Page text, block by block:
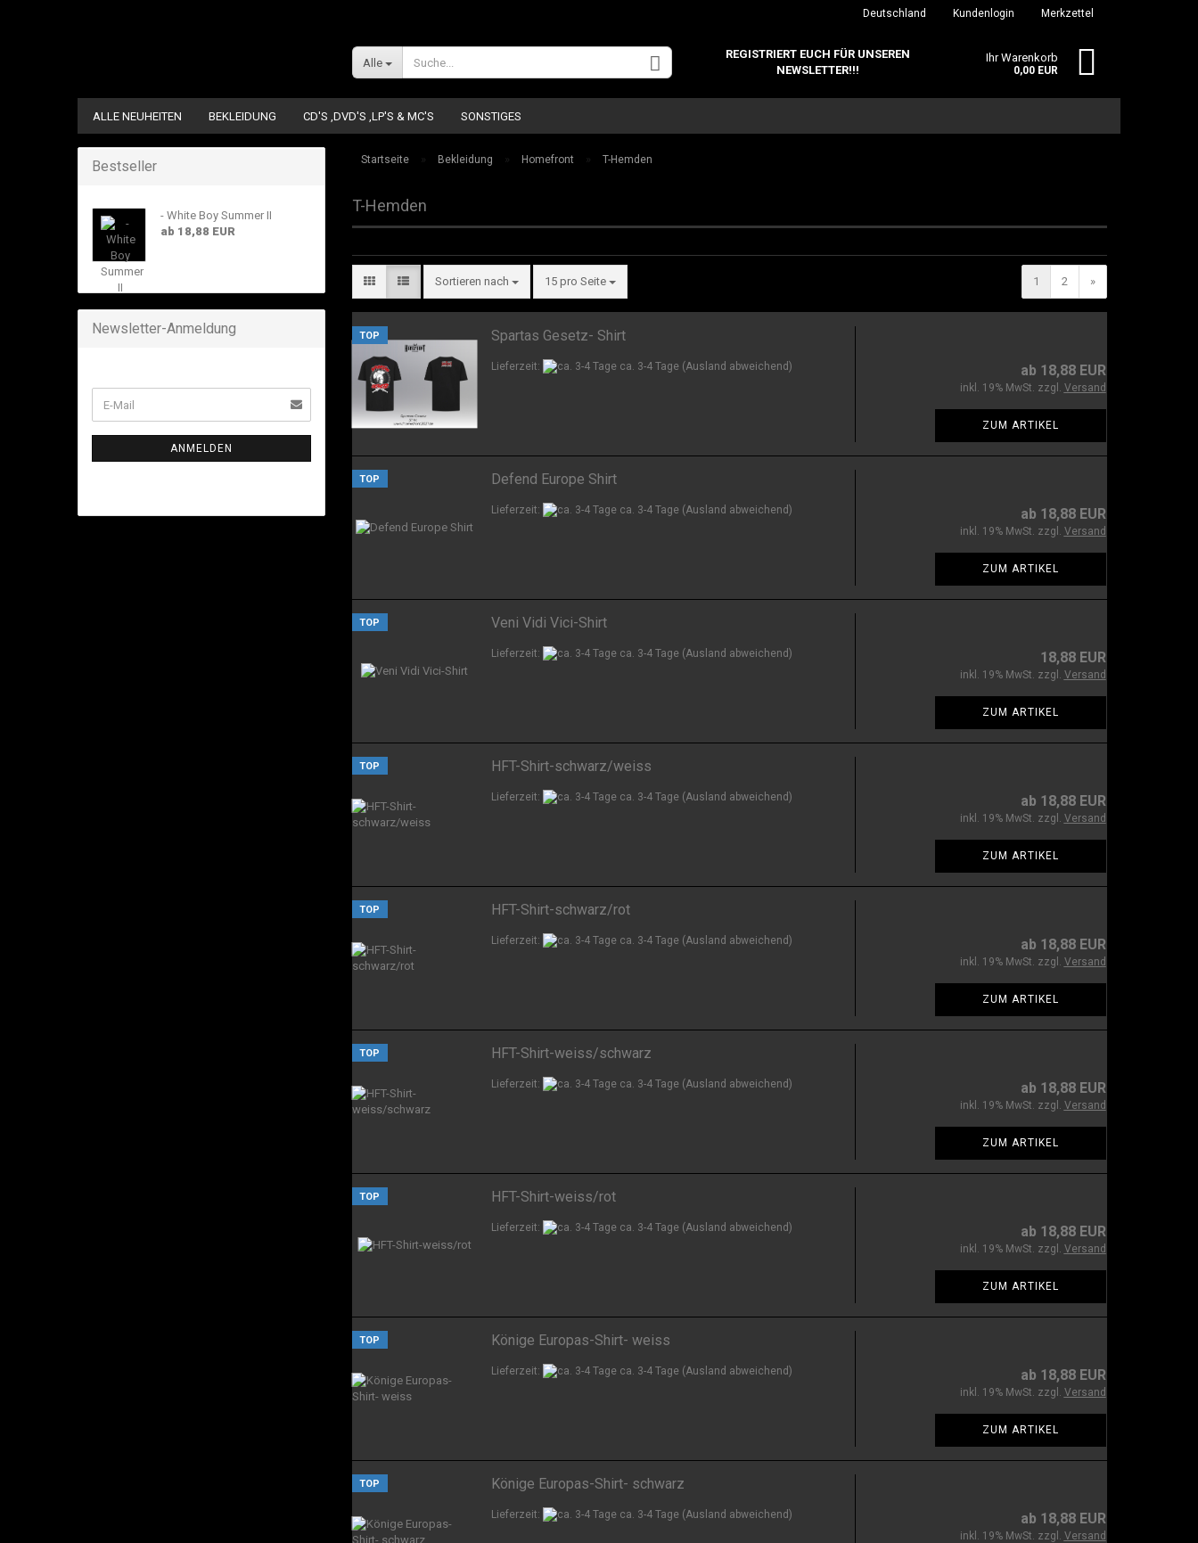
Deutschland Kundenlogin
Konto erstellen
Merkzettel
Alle
REGISTRIERT EUCH FÜR UNSEREN
NEWSLETTER!!!
Ihr Warenkorb
0,00 EUR
ALLE NEUHEITEN BEKLEIDUNG CD'S ,DVD'S ,LP'S & MC'S SONSTIGES
Startseite » Bekleidung » Homefront » T-Hemden
T-Hemden
Sortieren nach 15 pro Seite 1 2 »
TOP Spartas Gesetz- Shirt
Lieferzeit: ca. 3-4 Tage (Ausland abweichend) ab 18,88 EUR
inkl. 19% MwSt. zzgl. Versand
ZUM ARTIKEL
TOP Defend Europe Shirt
Lieferzeit: ca. 3-4 Tage (Ausland abweichend) ab 18,88 EUR
inkl. 19% MwSt. zzgl. Versand
ZUM ARTIKEL
TOP Veni Vidi Vici-Shirt
Lieferzeit: ca. 3-4 Tage (Ausland abweichend) 18,88 EUR
inkl. 19% MwSt. zzgl. Versand
ZUM ARTIKEL
TOP HFT-Shirt-schwarz/weiss
Lieferzeit: ca. 3-4 Tage (Ausland abweichend) ab 18,88 EUR
inkl. 19% MwSt. zzgl. Versand
ZUM ARTIKEL
TOP HFT-Shirt-schwarz/rot
Lieferzeit: ca. 3-4 Tage (Ausland abweichend) ab 18,88 EUR
inkl. 19% MwSt. zzgl. Versand
ZUM ARTIKEL
TOP HFT-Shirt-weiss/schwarz
Lieferzeit: ca. 3-4 Tage (Ausland abweichend) ab 18,88 EUR
inkl. 19% MwSt. zzgl. Versand
ZUM ARTIKEL
TOP HFT-Shirt-weiss/rot
Lieferzeit: ca. 3-4 Tage (Ausland abweichend) ab 18,88 EUR
inkl. 19% MwSt. zzgl. Versand
ZUM ARTIKEL
TOP Könige Europas-Shirt- weiss
Lieferzeit: ca. 3-4 Tage (Ausland abweichend) ab 18,88 EUR
inkl. 19% MwSt. zzgl. Versand
ZUM ARTIKEL
TOP Könige Europas-Shirt- schwarz
Lieferzeit: ca. 3-4 Tage (Ausland abweichend) ab 18,88 EUR
inkl. 19% MwSt. zzgl. Versand
Bestseller
- White Boy Summer II
ab 18,88 EUR
Newsletter-Anmeldung
ANMELDEN